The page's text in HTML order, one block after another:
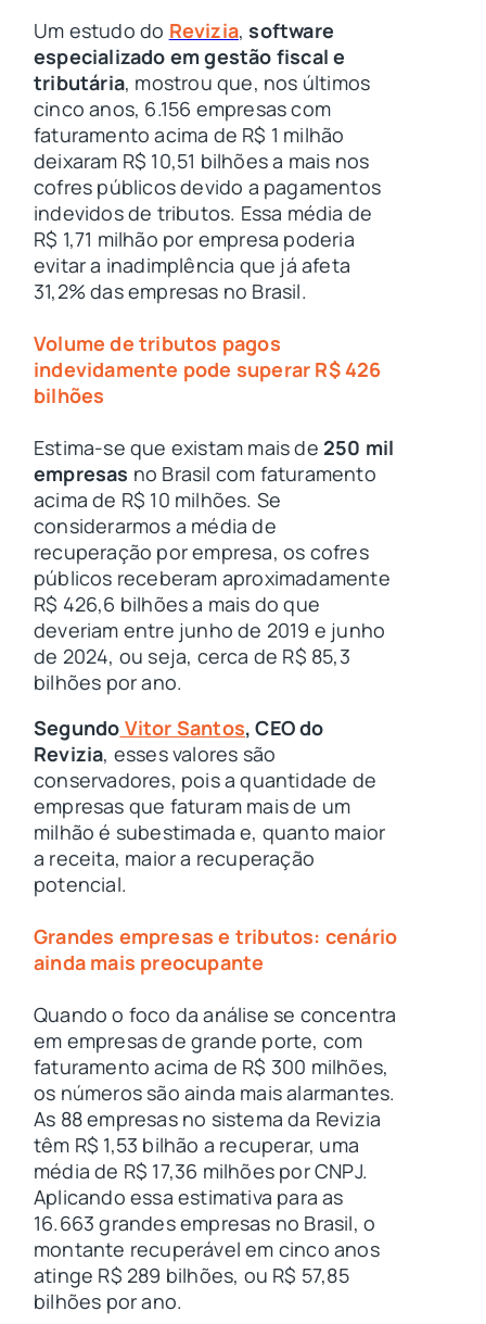
Um estudo do Revizia,software
especializado em gestão fiscal e
tributária, mostrou que, nos últimos
cinco anos, 6.156 empresas com
faturamento acima de R$ 1 milhão
deixaram R$ 10,51 bilhões a mais nos
cofres públicos devido a pagamentos
indevidos de tributos. Essa média de
R$ 1,71 milhão por empresa poderia
evitar a inadimplência que já afeta
31,2% das empresas no Brasil.
Volume de tributos pagos
indevidamente pode superar R$ 426
bilhões
Estima-se que existam mais de 250 mil
empresas no Brasil com faturamento
acima de R$ 10 milhões. Se
considerarmos a média de
recuperação por empresa, os cofres
públicos receberam aproximadamente
R$ 426,6 bilhões a mais do que
deveriam entre junho de 2019 e junho
de 2024, ou seja, cerca de R$ 85,3
bilhões por ano.
Segundo Vitor Santos, CEO do
Revizia, esses valores são
conservadores, pois a quantidade de
empresas que faturam mais de um
milhão é subestimada e, quanto maior
a receita, maior a recuperação
potencial.
Grandes empresas e tributos: cenário
ainda mais preocupante
Quando o foco da análise se concentra
em empresas de grande porte, com
faturamento acima de R$ 300 milhões,
os números são ainda mais alarmantes.
As 88 empresas no sistema da Revizia
têm R$ 1,53 bilhão a recuperar, uma
média de R$ 17,36 milhões por CNPJ.
Aplicando essa estimativa para as
16.663 grandes empresas no Brasil, o
montante recuperável em cinco anos
atinge R$ 289 bilhões, ou R$ 57,85
bilhões por ano.